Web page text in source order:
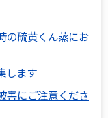
の硫黄くん蒸にお
します
害にご注意くださ